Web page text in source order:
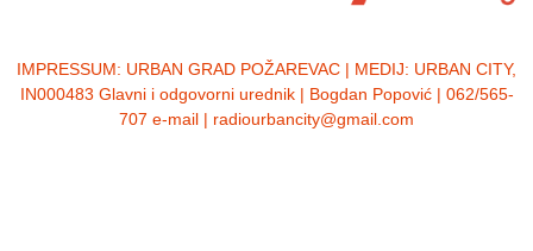
IMPRESSUM: URBAN GRAD POŽAREVAC | MEDIJ: URBAN CITY,
IN000483 Glavni i odgovorni urednik | Bogdan Popović | 062/565-
707 e-mail | radiourbancity@gmail.com